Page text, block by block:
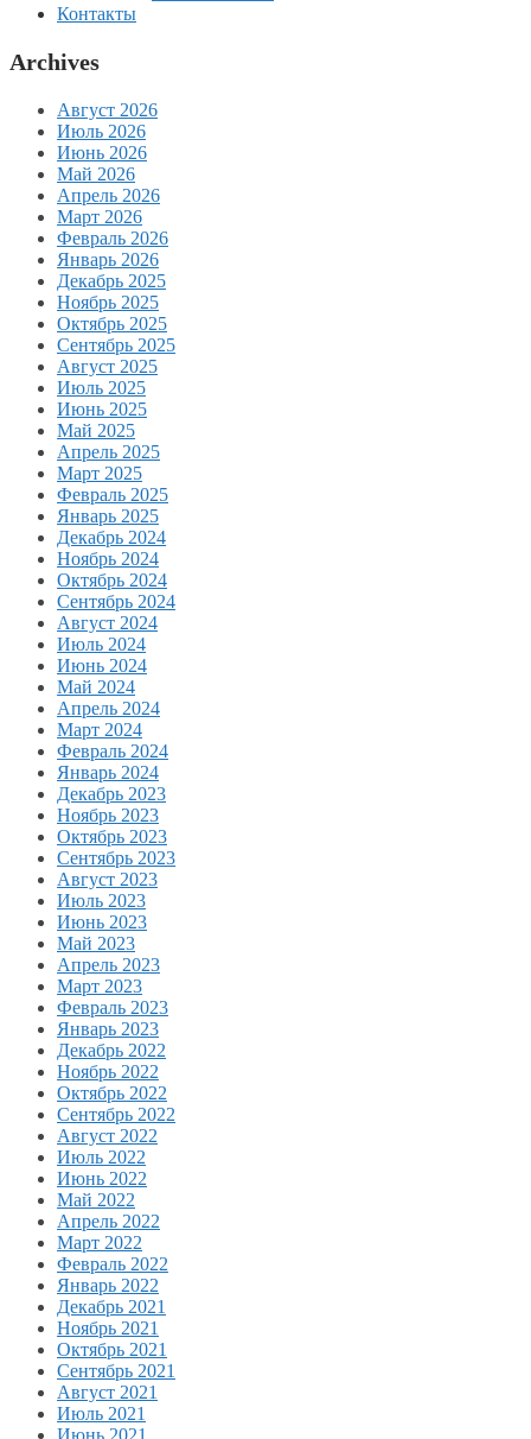
Контакты
Archives
Август 2026
Июль 2026
Июнь 2026
Май 2026
Апрель 2026
Март 2026
Февраль 2026
Январь 2026
Декабрь 2025
Ноябрь 2025
Октябрь 2025
Сентябрь 2025
Август 2025
Июль 2025
Июнь 2025
Май 2025
Апрель 2025
Март 2025
Февраль 2025
Январь 2025
Декабрь 2024
Ноябрь 2024
Октябрь 2024
Сентябрь 2024
Август 2024
Июль 2024
Июнь 2024
Май 2024
Апрель 2024
Март 2024
Февраль 2024
Январь 2024
Декабрь 2023
Ноябрь 2023
Октябрь 2023
Сентябрь 2023
Август 2023
Июль 2023
Июнь 2023
Май 2023
Апрель 2023
Март 2023
Февраль 2023
Январь 2023
Декабрь 2022
Ноябрь 2022
Октябрь 2022
Сентябрь 2022
Август 2022
Июль 2022
Июнь 2022
Май 2022
Апрель 2022
Март 2022
Февраль 2022
Январь 2022
Декабрь 2021
Ноябрь 2021
Октябрь 2021
Сентябрь 2021
Август 2021
Июль 2021
Июнь 2021